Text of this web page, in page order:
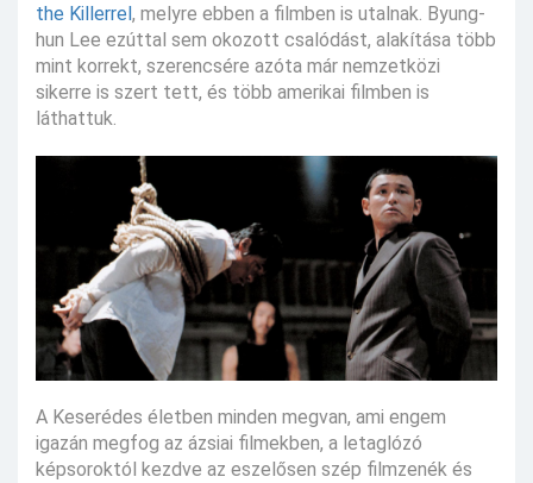
the Killerrel, melyre ebben a filmben is utalnak. Byung-
hun Lee ezúttal sem okozott csalódást, alakítása több
mint korrekt, szerencsére azóta már nemzetközi
sikerre is szert tett, és több amerikai filmben is
láthattuk.
A Keserédes életben minden megvan, ami engem
igazán megfog az ázsiai filmekben, a letaglózó
képsoroktól kezdve az eszelősen szép filmzenék és